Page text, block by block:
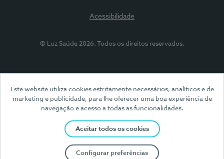
Este website utiliza cookies estritamente necessários, analíticos e de
marketing e publicidade, para lhe oferecer uma boa experiência de
navegação e acesso a todas as funcionalidades.
Aceitar todos os cookies
Configurar preferências
Acessibilidade
© Luz Saúde 2026. Todos os direitos reservados.